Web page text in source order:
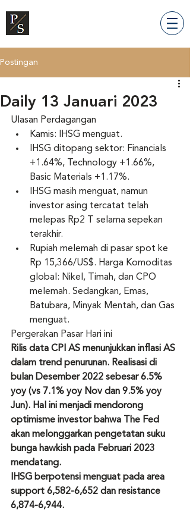
Postingan
Daily 13 Januari 2023
Ulasan Perdagangan
Kamis: IHSG menguat.
IHSG ditopang sektor: Financials
+1.64%, Technology +1.66%,
Basic Materials +1.17%.
IHSG masih menguat, namun
investor asing tercatat telah
melepas Rp2 T selama sepekan
terakhir.
Rupiah melemah di pasar spot ke
Rp 15,366/US$. Harga Komoditas
global: Nikel, Timah, dan CPO
melemah. Sedangkan, Emas,
Batubara, Minyak Mentah, dan Gas
menguat.
Pergerakan Pasar Hari ini
Rilis data CPI AS menunjukkan inflasi AS
dalam trend penurunan. Realisasi di
bulan Desember 2022 sebesar 6.5%
yoy (vs 7.1% yoy Nov dan 9.5% yoy
Jun). Hal ini menjadi mendorong
optimisme investor bahwa The Fed
akan melonggarkan pengetatan suku
bunga hawkish pada Februari 2023
mendatang.
IHSG berpotensi menguat pada area
support 6,582-6,652 dan resistance
6,874-6,944.